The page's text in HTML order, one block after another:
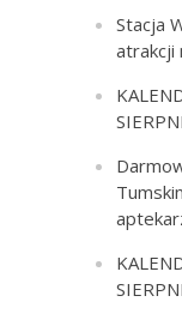
Stacja
atrakcji